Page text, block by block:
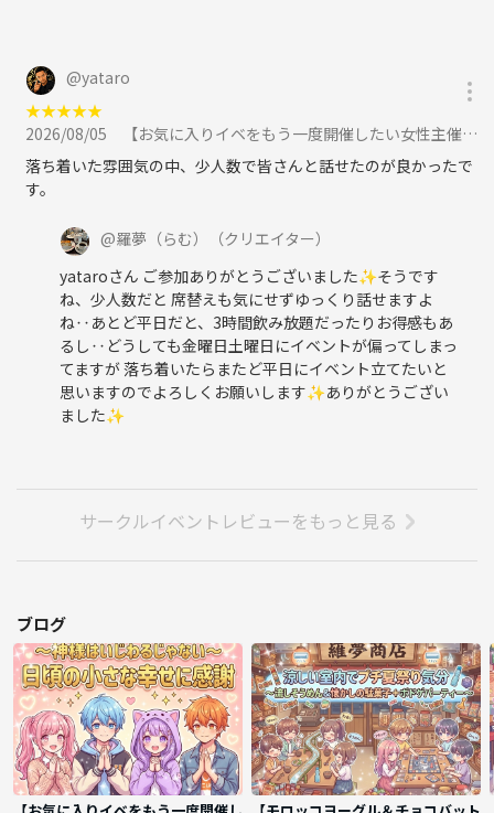
@yataro
★★★★★
2026/08/05
【お気に入りイベをもう一度開催したい女性主催】神様はそんなにいじわるじゃない☆日頃の小さな幸せに感謝☆水曜はこの日ラストに参加
落ち着いた雰囲気の中、少人数で皆さんと話せたのが良かったで
す。
@羅夢（らむ）
（クリエイター）
yataroさん ご参加ありがとうございました✨そうです
ね、少人数だと 席替えも気にせずゆっくり話せますよ
ね‥あとど平日だと、3時間飲み放題だったりお得感もあ
るし‥どうしても金曜日土曜日にイベントが偏ってしまっ
てますが 落ち着いたらまたど平日にイベント立てたいと
思いますのでよろしくお願いします✨ありがとうござい
ました✨
サークルイベントレビューをもっと見る
ブログ